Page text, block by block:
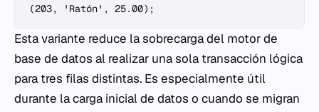
Esta variante reduce la sobrecarga del motor de
base de datos al realizar una sola transacción lógica
para tres filas distintas. Es especialmente útil
durante la carga inicial de datos o cuando se migran